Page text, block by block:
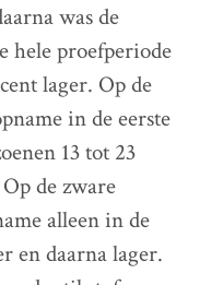
was de
hele proefperiode
lager. Op de
in de eerste
13 tot 23
de zware
alleen in de
en daarna lager.